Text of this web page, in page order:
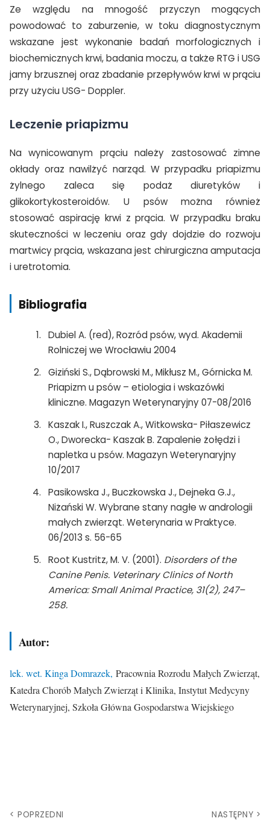
Ze względu na mnogość przyczyn mogących
powodować to zaburzenie, w toku diagnostycznym
wskazane jest wykonanie badań morfologicznych i
biochemicznych krwi, badania moczu, a także RTG i USG
jamy brzusznej oraz zbadanie przepływów krwi w prąciu
przy użyciu USG- Doppler.
Leczenie priapizmu
Na wynicowanym prąciu należy zastosować zimne
okłady oraz nawilżyć narząd. W przypadku priapizmu
żylnego zaleca się podaż diuretyków i
glikokortykosteroidów. U psów można również
stosować aspirację krwi z prącia. W przypadku braku
skuteczności w leczeniu oraz gdy dojdzie do rozwoju
martwicy prącia, wskazana jest chirurgiczna amputacja
i uretrotomia.
Bibliografia
Dubiel A. (red), Rozród psów, wyd. Akademii
Rolniczej we Wrocławiu 2004
Giziński S., Dąbrowski M., Mikłusz M., Górnicka M.
Priapizm u psów – etiologia i wskazówki
kliniczne. Magazyn Weterynaryjny 07-08/2016
Kaszak I., Ruszczak A., Witkowska- Piłaszewicz
O., Dworecka- Kaszak B. Zapalenie żołędzi i
napletka u psów. Magazyn Weterynaryjny
10/2017
Pasikowska J., Buczkowska J., Dejneka G.J.,
Niżański W. Wybrane stany nagłe w andrologii
małych zwierząt. Weterynaria w Praktyce.
06/2013 s. 56-65
Root Kustritz, M. V. (2001). Disorders of the
Canine Penis. Veterinary Clinics of North
America: Small Animal Practice, 31(2), 247–
258.
Autor:
lek. wet. Kinga Domrazek, Pracownia Rozrodu Małych Zwierząt,
Katedra Chorób Małych Zwierząt i Klinika, Instytut Medycyny
Weterynaryjnej, Szkoła Główna Gospodarstwa Wiejskiego
< POPRZEDNI NASTĘPNY >